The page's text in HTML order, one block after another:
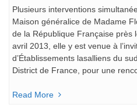
Plusieurs interventions
Maison généralice de Madame
de la République Française près
avril 2013, elle y est venue à
d’Établissements lasalliens du
District de France, pour une
Read More